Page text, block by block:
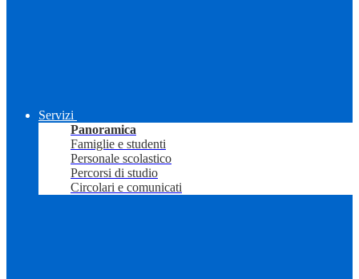
Servizi
Panoramica
Famiglie e studenti
Personale scolastico
Percorsi di studio
Circolari e comunicati